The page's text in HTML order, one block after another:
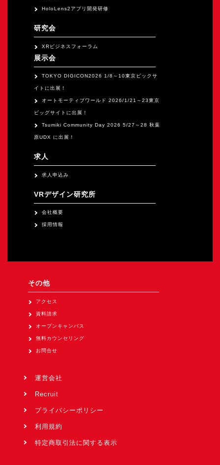
HoloLens2アプリ開発研修
研究会
XRビジネスフォーラム
展示会
TOKYO DIGICON2026 1/8～10東京ビックサ
イトに出展！
オートモーティブワールド 2026/1/21～23東京
ビッグサイトに出展！
Tsumiki Community Day 2026 5/27～28 秋葉
原UDX に出展！
求人
求人申込み
VRデザイン研究所
会社概要
採用情報
その他
アクセス
資料請求
オープンキャンパス
無料カウンセリング
お問合せ
運営会社
Recruit
プライバシーポリシー
利用規約
特定商取引法に関する表示